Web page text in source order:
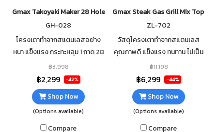
Gmax Takoyaki Maker 28 Hole GH-028 H-Burner
GH-028
โครงเตาทำจากสแตนเลสอย่าง
หนา แข็งแรง กระทะหลุม 1 ถาด 28
หลุม เคลือบสารกันติดกระทะ
สามารถทำพร้อมกันได้ 28 ชิ้นใน
ครั้งเดียว ประหยัดเวลา
฿3,998
฿2,299 -42%
Shop Now
(Options available)
Compare
Gmax Steak Gas Grill Mix Top 2
ZL-702
วัสดุโครงเตาทำจากสแตนเลส
คุณภาพดี แข็งแรง ทนทาน ไม่เป็น
สนิม กระทะหน้าเรียบ ทำจากเหล็ก
อย่างหนา เคลือบสารกันติดกระทะ
หัวเตาเป็นรูปตัว H
฿11,198
฿6,299 -44%
Shop Now
(Options available)
Compare